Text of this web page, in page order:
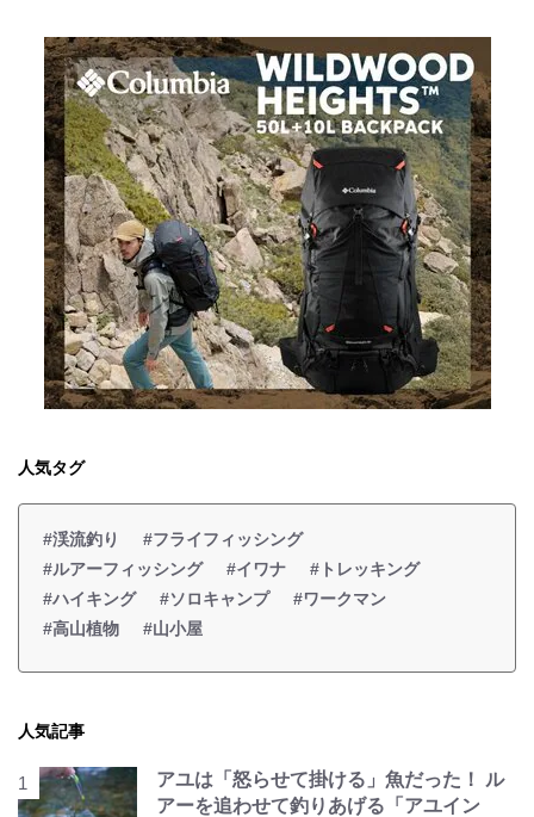
人気タグ
#渓流釣り
#フライフィッシング
#ルアーフィッシング
#イワナ
#トレッキング
#ハイキング
#ソロキャンプ
#ワークマン
#高山植物
#山小屋
人気記事
アユは「怒らせて掛ける」魚だった！ ル
アーを追わせて釣りあげる「アユイン